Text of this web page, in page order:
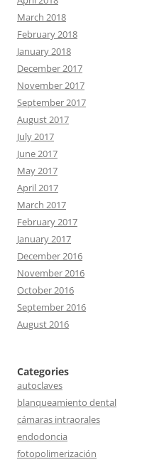
March 2018
February 2018
January 2018
December 2017
November 2017
September 2017
August 2017
July 2017
June 2017
May 2017
April 2017
March 2017
February 2017
January 2017
December 2016
November 2016
October 2016
September 2016
August 2016
Categories
autoclaves
blanqueamiento dental
cámaras intraorales
endodoncia
fotopolimerización